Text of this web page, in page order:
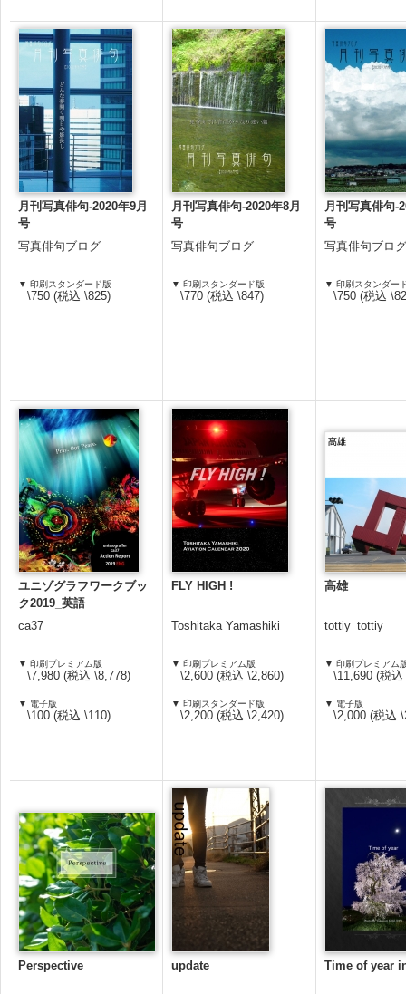
月刊写真俳句-2020年9月
号
写真俳句ブログ
▼ 印刷スタンダード版
\750 (税込 \825)
月刊写真俳句-2020年8月
号
写真俳句ブログ
▼ 印刷スタンダード版
\770 (税込 \847)
月刊写真俳句-
号
写真俳句ブログ
▼ 印刷スタンダー
\750 (税込
ユニゾグラフワークブッ
ク2019_英語
ca37
▼ 印刷プレミアム版
\7,980 (税込 \8,778)
▼ 電子版
\100 (税込 \110)
FLY HIGH !
Toshitaka Yamashiki
▼ 印刷プレミアム版
\2,600 (税込 \2,860)
▼ 印刷スタンダード版
\2,200 (税込 \2,420)
高雄
tottiy_tottiy_
▼ 印刷プレミアム
\11,690 (税
▼ 電子版
\2,000 (税込
Perspective update Time of year